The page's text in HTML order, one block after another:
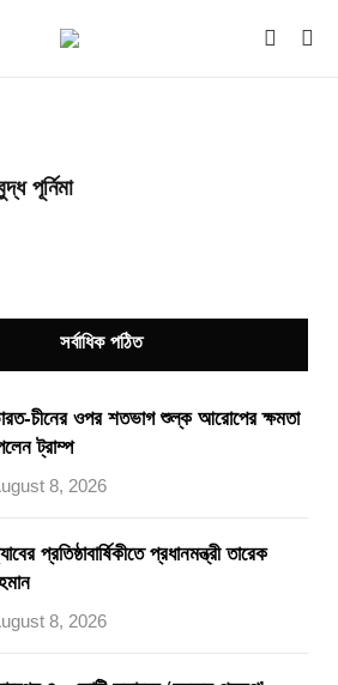
পূর্নিমা
সর্বাধিক পঠিত
চীনের ওপর শতভাগ শুল্ক আরোপের ক্ষমতা
ট্রাম্প
8, 2026
প্রতিষ্ঠাবার্ষিকীতে প্রধানমন্ত্রী তারেক
8, 2026